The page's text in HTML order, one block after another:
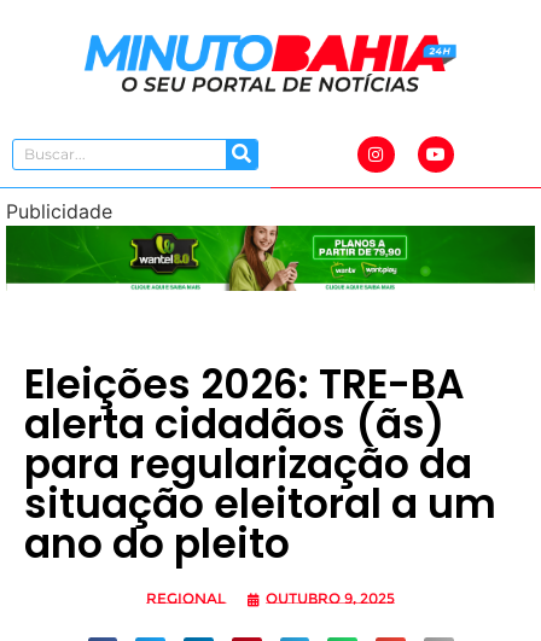
Publicidade
Eleições 2026: TRE-BA
alerta cidadãos (ãs)
para regularização da
situação eleitoral a um
ano do pleito
Regional outubro 9, 2025